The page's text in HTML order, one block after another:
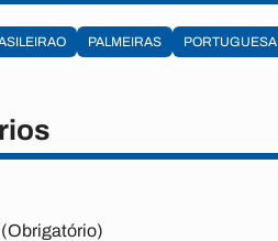
PALMEIRAS PORTUGUESA